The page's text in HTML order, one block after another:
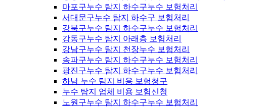
마포구누수 탐지 하수구누수 보험처리
서대문구누수 탐지 하수구 보험처리
강북구누수 탐지 하수구누수 보험처리
강동구누수 탐지 아래층 보험처리
강남구누수 탐지 천장누수 보험처리
송파구누수 탐지 하수구누수 보험처리
광진구누수 탐지 하수구누수 보험처리
하남 누수 탐지 비용 보험청구
누수 탐지 업체 비용 보험신청
노원구누수 탐지 하수구누수 보험처리